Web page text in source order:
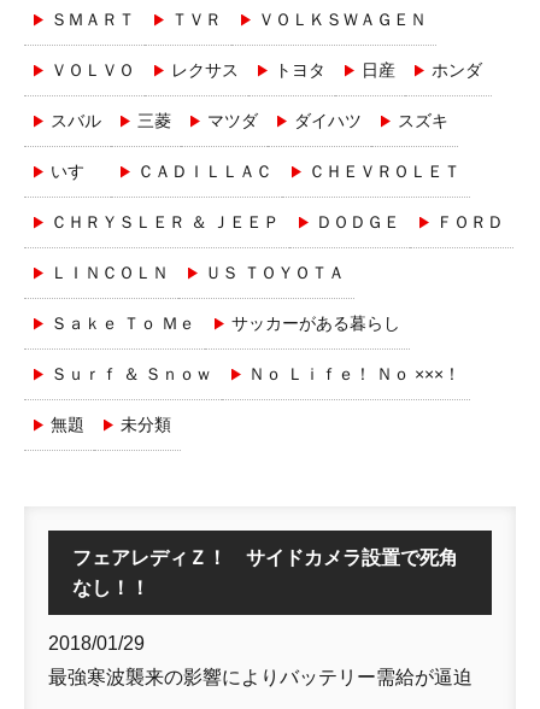
ＳＭＡＲＴ ＴＶＲ ＶＯＬＫＳＷＡＧＥＮ
ＶＯＬＶＯ レクサス トヨタ 日産 ホンダ
スバル 三菱 マツダ ダイハツ スズキ
いすゞ ＣＡＤＩＬＬＡＣ ＣＨＥＶＲＯＬＥＴ
ＣＨＲＹＳＬＥＲ ＆ ＪＥＥＰ ＤＯＤＧＥ ＦＯＲＤ
ＬＩＮＣＯＬＮ ＵＳ ＴＯＹＯＴＡ
Ｓａｋｅ Ｔｏ Ｍｅ サッカーがある暮らし
Ｓｕｒｆ ＆ Ｓｎｏｗ Ｎｏ Ｌｉｆｅ！ Ｎｏ ×××！
無題 未分類
フェアレディＺ！ サイドカメラ設置で死角
なし！！
2018/01/29
最強寒波襲来の影響によりバッテリー需給が逼迫